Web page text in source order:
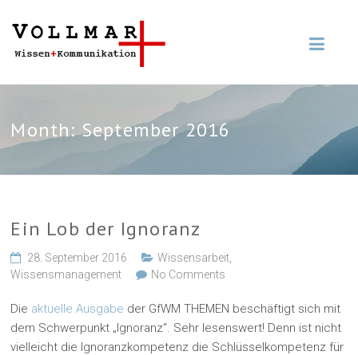
Month:September 2016
Ein Lob der Ignoranz
28. September 2016 Wissensarbeit
Wissensmanagement
No Comments
Die aktuelle Ausgabe der GfWM THEMEN beschäftigt sich mit
dem Schwerpunkt „Ignoranz“. Sehr lesenswert! Denn ist nicht
vielleicht die Ignoranzkompetenz die Schlüsselkompetenz für